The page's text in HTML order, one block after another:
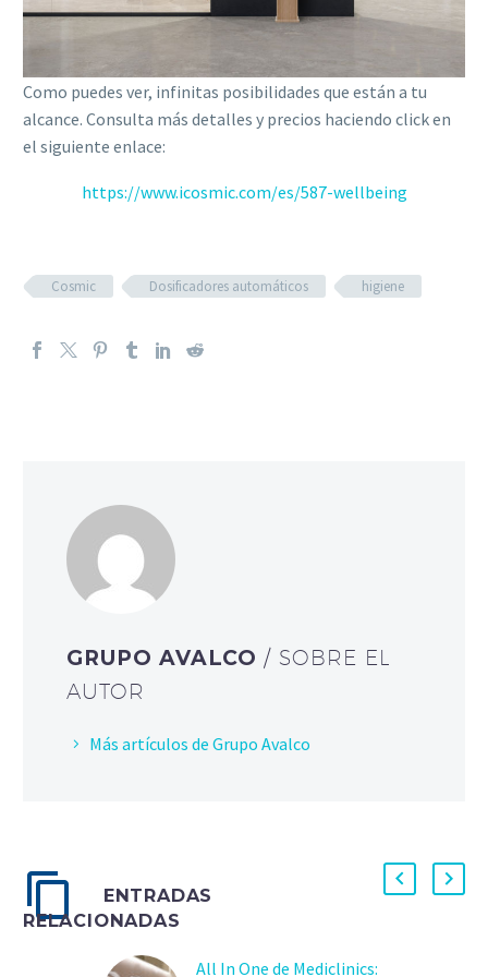
Como puedes ver, infinitas posibilidades que están a tu
alcance. Consulta más detalles y precios haciendo click en
el siguiente enlace:
https://www.icosmic.com/es/587-wellbeing
Cosmic Dosificadores automáticos higiene
GRUPO AVALCO/ SOBRE EL
AUTOR
Más artículos de Grupo Avalco
ENTRADAS
RELACIONADAS
All In One de Mediclinics: